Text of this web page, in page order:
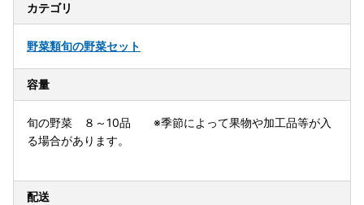
カテゴリ
野菜類旬の野菜セット
容量
旬の野菜 ８～10品 ※季節によって果物や加工品等が入
る場合があります。
配送